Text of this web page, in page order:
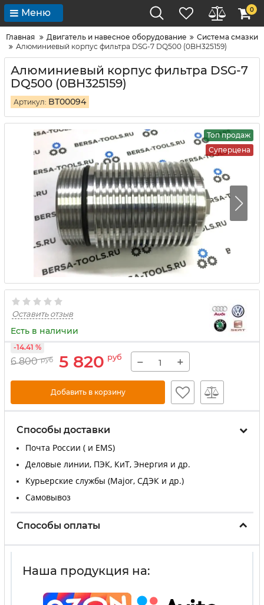
Меню 0
Главная Двигатель и навесное оборудование
Система смазки
Алюминиевый корпус фильтра DSG-7 DQ500 (0BH325159)
Алюминиевый корпус фильтра DSG-7
DQ500 (0BH325159)
Артикул: BT00094
Топ продаж
Суперцена
Оставить отзыв
Есть в наличии
6 800 руб 5 820 руб
-14.41 %
− +
Добавить в корзину
Способы доставки
Почта России ( и EMS)
Деловые линии, ПЭК, КиТ, Энергия и др.
Курьерские службы (Major, СДЭК и др.)
Самовывоз
Способы оплаты
Наша продукция на: